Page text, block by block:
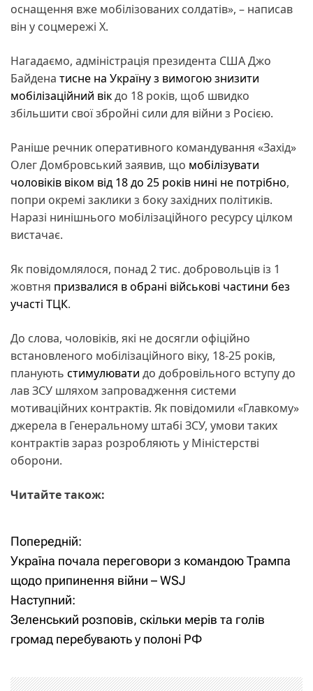
оснащення вже мобілізованих солдатів», – написав
він у соцмережі Х.
Нагадаємо, адміністрація президента США Джо
Байдена тисне на Україну з вимогою знизити
мобілізаційний вікдо 18 років, щоб швидко
збільшити свої збройні сили для війни з Росією.
Раніше речник оперативного командування «Захід»
Олег Домбровський заявив, що мобілізувати
чоловіків віком від 18 до 25 років нині не потрібно,
попри окремі заклики з боку західних політиків.
Наразі нинішнього мобілізаційного ресурсу цілком
вистачає.
Як повідомлялося, понад 2 тис. добровольців із 1
жовтня призвалися в обрані військові частини без
участі ТЦК.
До слова, чоловіків, які не досягли офіційно
встановленого мобілізаційного віку, 18-25 років,
планують стимулювати до добровільного вступу до
лав ЗСУ шляхом запровадження системи
мотиваційних контрактів. Як повідомили «Главкому»
джерела в Генеральному штабі ЗСУ, умови таких
контрактів зараз розробляють у Міністерстві
оборони.
Читайте також:
Н
а
в
і
Попередній:
Україна почала переговори з командою Трампа
щодо припинення війни – WSJ
Наступний:
Зеленський розповів, скільки мерів та голів
громад перебувають у полоні РФ